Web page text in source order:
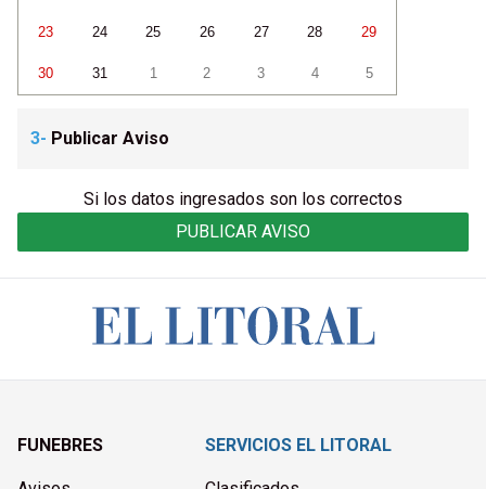
23 24 25 26 27 28 29
30 31 1 2 3 4 5
3- Publicar Aviso
Si los datos ingresados son los correctos
PUBLICAR AVISO
FUNEBRES SERVICIOS EL LITORAL